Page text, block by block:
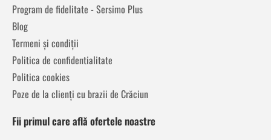
Program de fidelitate - Sersimo Plus
Blog
Termeni și condiții
Politica de confidentialitate
Politica cookies
Poze de la clienți cu brazii de Crăciun
Fii primul care află ofertele noastre